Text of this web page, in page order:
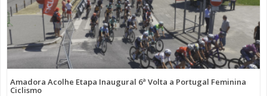
Amadora Acolhe Etapa Inaugural 6ª Volta a Portugal Feminina
Ciclismo